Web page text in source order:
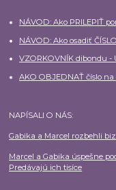
NÁVOD: Ako PRILEPIŤ
NÁVOD: Ako osadiť
VZORKOVNÍK dibondu -
AKO OBJEDNAŤ číslo
NAPÍSALI O NÁS:
Gabika a Marcel rozbehli
Marcel a Gabika úspešne
Predávajú ich tisíce